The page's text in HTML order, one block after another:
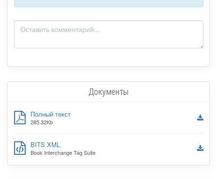
Документы
Полный текст
285.32Kb
BITS XML
Book Interchange Tag Suite